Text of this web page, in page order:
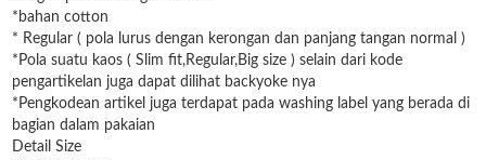
*bahan cotton
* Regular ( pola lurus dengan kerongan dan panjang tangan normal )
*Pola suatu kaos ( Slim fit,Regular,Big size ) selain dari kode
pengartikelan juga dapat dilihat backyoke nya
*Pengkodean artikel juga terdapat pada washing label yang berada di
bagian dalam pakaian
Detail Size